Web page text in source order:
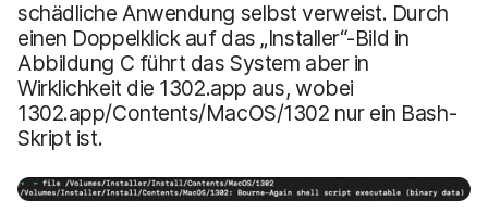
schädliche Anwendung selbst verweist. Durch
einen Doppelklick auf das „Installer“-Bild in
Abbildung C führt das System aber in
Wirklichkeit die 1302.app aus, wobei
1302.app/Contents/MacOS/1302 nur ein Bash-
Skript ist.